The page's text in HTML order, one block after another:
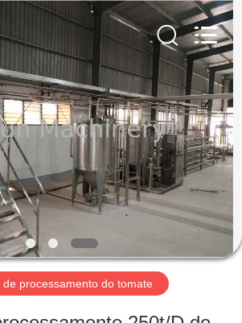
de processamento do tomate